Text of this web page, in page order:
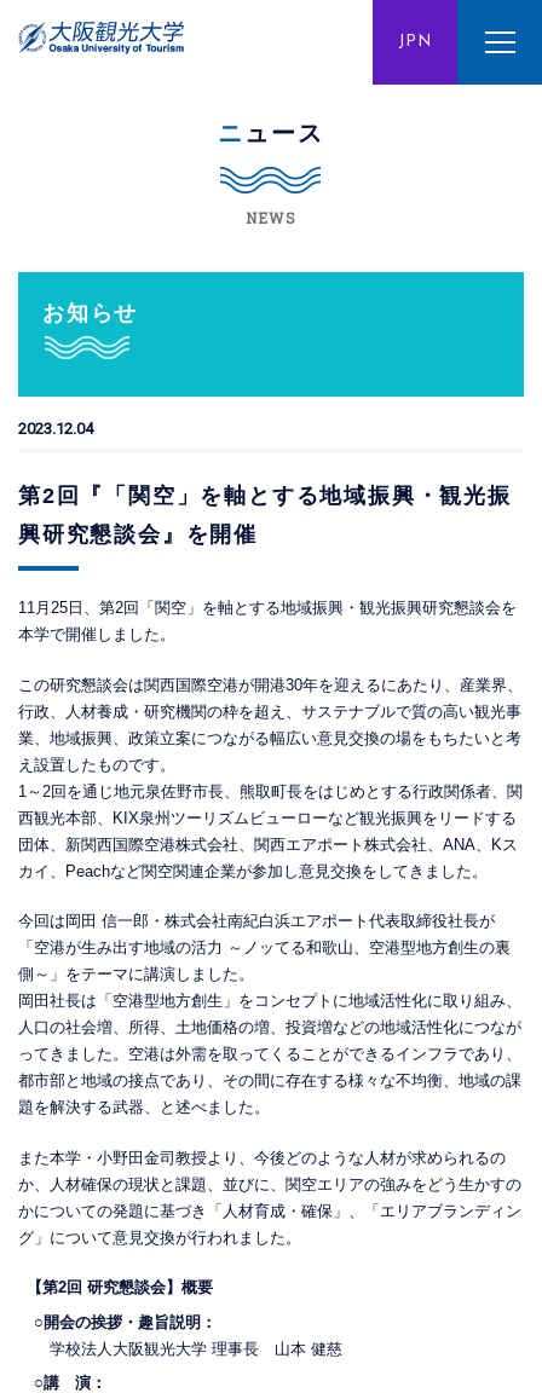
JPN
ENG CHN
ニュース
NEWS
お知らせ
2023.12.04
第2回『「関空」を軸とする地域振興・観光振
興研究懇談会』を開催
11月25日、第2回「関空」を軸とする地域振興・観光振興研究懇談会を
本学で開催しました。
この研究懇談会は関西国際空港が開港30年を迎えるにあたり、産業界、
行政、人材養成・研究機関の枠を超え、サステナブルで質の高い観光事
業、地域振興、政策立案につながる幅広い意見交換の場をもちたいと考
え設置したものです。
1～2回を通じ地元泉佐野市長、熊取町長をはじめとする行政関係者、関
西観光本部、KIX泉州ツーリズムビューローなど観光振興をリードする
団体、新関西国際空港株式会社、関西エアポート株式会社、ANA、Kス
カイ、Peachなど関空関連企業が参加し意見交換をしてきました。
今回は岡田 信一郎・株式会社南紀白浜エアポート代表取締役社長が
「空港が生み出す地域の活力 ～ノッてる和歌山、空港型地方創生の裏
側～」をテーマに講演しました。
岡田社長は「空港型地方創生」をコンセプトに地域活性化に取り組み、
人口の社会増、所得、土地価格の増、投資増などの地域活性化につなが
ってきました。空港は外需を取ってくることができるインフラであり、
都市部と地域の接点であり、その間に存在する様々な不均衡、地域の課
題を解決する武器、と述べました。
また本学・小野田金司教授より、今後どのような人材が求められるの
か、人材確保の現状と課題、並びに、関空エリアの強みをどう生かすの
かについての発題に基づき「人材育成・確保」、「エリアブランディン
グ」について意見交換が行われました。
【第2回 研究懇談会】概要
○開会の挨拶・趣旨説明：
学校法人大阪観光大学 理事長 山本 健慈
○講 演：